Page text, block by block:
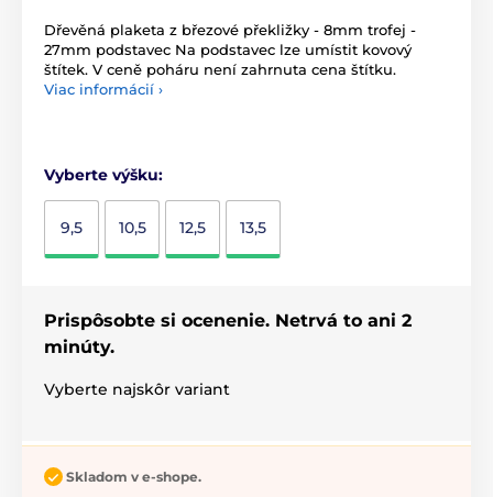
Dřevěná plaketa z březové překližky - 8mm trofej -
27mm podstavec Na podstavec lze umístit kovový
štítek. V ceně poháru není zahrnuta cena štítku.
Viac informácií ›
Vyberte výšku:
9,5 10,5 12,5 13,5
Prispôsobte si ocenenie. Netrvá to ani 2
minúty.
Vyberte najskôr variant
Skladom v e-shope.